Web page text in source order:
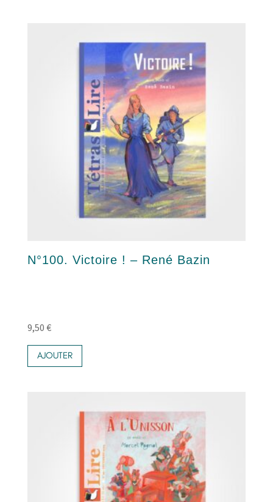
N°100. Victoire ! – René Bazin
9,50 €
AJOUTER